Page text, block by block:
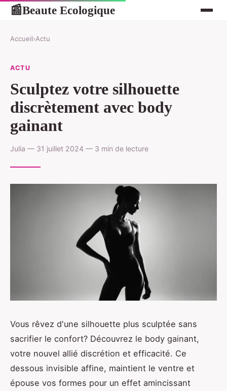
📰Beaute Ecologique
Accueil›Actu
ACTU
Sculptez votre silhouette
discrètement avec body
gainant
Julia — 31 juillet 2024 — 3 min de lecture
Vous rêvez d'une silhouette plus sculptée sans
sacrifier le confort? Découvrez le body gainant,
votre nouvel allié discrétion et efficacité. Ce
dessous invisible affine, maintient le ventre et
épouse vos formes pour un effet amincissant